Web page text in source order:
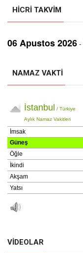
HICRI TAKVIM
06 Aрustos 2026 -
NAMAZ VAKTI
VIDEOLAR